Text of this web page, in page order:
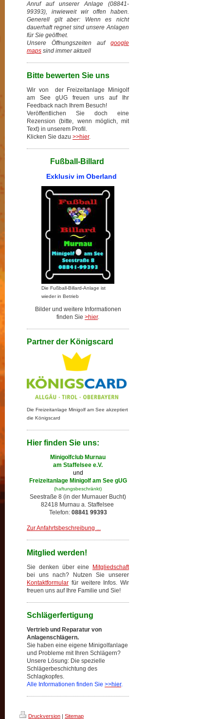
Anruf auf unserer Anlage (08841-
99393), inwieweit wir offen haben.
Generell gilt aber: Wenn es nicht
dauerhaft regnet sind unsere Anlagen
für Sie geöffnet.
Unsere Öffnungszeiten auf google
maps sind immer aktuell
Bitte bewerten Sie uns
Wir von der Freizeitanlage Minigolf
am See gUG freuen uns auf Ihr
Feedback nach Ihrem Besuch!
Veröffentlichen Sie doch eine
Rezension (bitte, wenn möglich, mit
Text) in unserem Profil.
Klicken Sie dazu >>hier.
Fußball-Billard
Exklusiv im Oberland
Die Fußball-Billard-Anlage ist
wieder in Betrieb
Bilder und weitere Informationen
finden Sie >hier.
Partner der Königscard
Die Freizeitanlage Minigolf am See akzeptiert
die Königscard
Hier finden Sie uns:
Minigolfclub Murnau
am Staffelsee e.V.
und
Freizeitanlage Minigolf am See gUG
(haftungsbeschränkt)
Seestraße 8 (in der Murnauer Bucht)
82418 Murnau a. Staffelsee
Telefon: 08841 99393
Zur Anfahrtsbeschreibung ...
Mitglied werden!
Sie denken über eine
Mitgliedschaft
bei uns nach? Nutzen Sie unserer
Kontaktformular für weitere Infos. Wir
freuen uns auf Ihre Familie und Sie!
Schlägerfertigung
Vertrieb und Reparatur von
Anlagenschlägern.
Sie haben eine eigene Minigolfanlage
und Probleme mit Ihren Schlägern?
Unsere Lösung: Die spezielle
Schlägerbeschichtung des
Schlagkopfes.
Alle Informationen finden Sie >>hier.
Druckversion | Sitemap